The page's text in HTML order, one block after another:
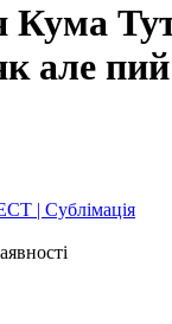
Кума
але
| Сублімація